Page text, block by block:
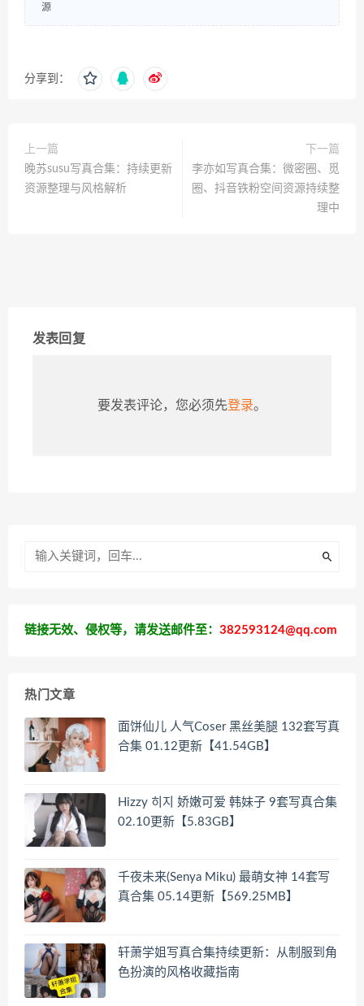
源
分享到：
上一篇
晚苏susu写真合集：持续更新
资源整理与风格解析
下一篇
李亦如写真合集：微密圈、觅
圈、抖音铁粉空间资源持续整
理中
发表回复
要发表评论，您必须先登录。
链接无效、侵权等，请发送邮件至： 382593124@qq.com
热门文章
面饼仙儿 人气Coser 黑丝美腿 132套写真
合集 01.12更新【41.54GB】
Hizzy 히지 娇嫩可爱 韩妹子 9套写真合集
02.10更新【5.83GB】
千夜未来(Senya Miku) 最萌女神 14套写
真合集 05.14更新【569.25MB】
轩萧学姐写真合集持续更新：从制服到角
色扮演的风格收藏指南